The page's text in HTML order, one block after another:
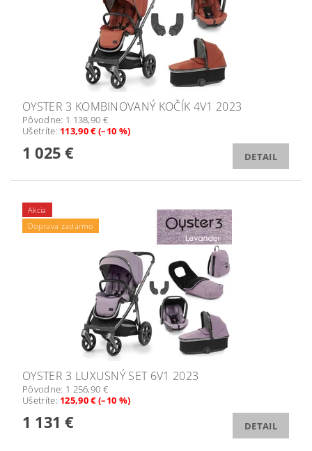
OYSTER 3 KOMBINOVANÝ KOČÍK 4V1 2023
Pôvodne: 1 138,90 €
Ušetríte: 113,90 € (–10 %)
1 025 € DETAIL
Akcia
Doprava zadarmo
OYSTER 3 LUXUSNÝ SET 6V1 2023
Pôvodne: 1 256,90 €
Ušetríte: 125,90 € (–10 %)
1 131 € DETAIL